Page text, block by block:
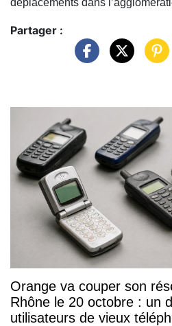
déplacements dans
Partager :
Orange va couper son
Rhône le 20 octobre : un
utilisateurs de vieux